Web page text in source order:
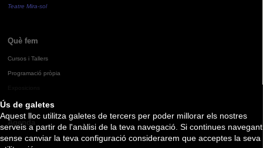
Ús de galetes
Aquest lloc utilitza galetes de tercers per poder millorar els nostres
serveis a partir de l'anàlisi de la teva navegació. Si continues navegant
sense canviar la teva configuració considerarem que acceptes la seva
Teatre Mira-sol
Què fem
Cursos i Tallers
Programació pròpia
Agenda